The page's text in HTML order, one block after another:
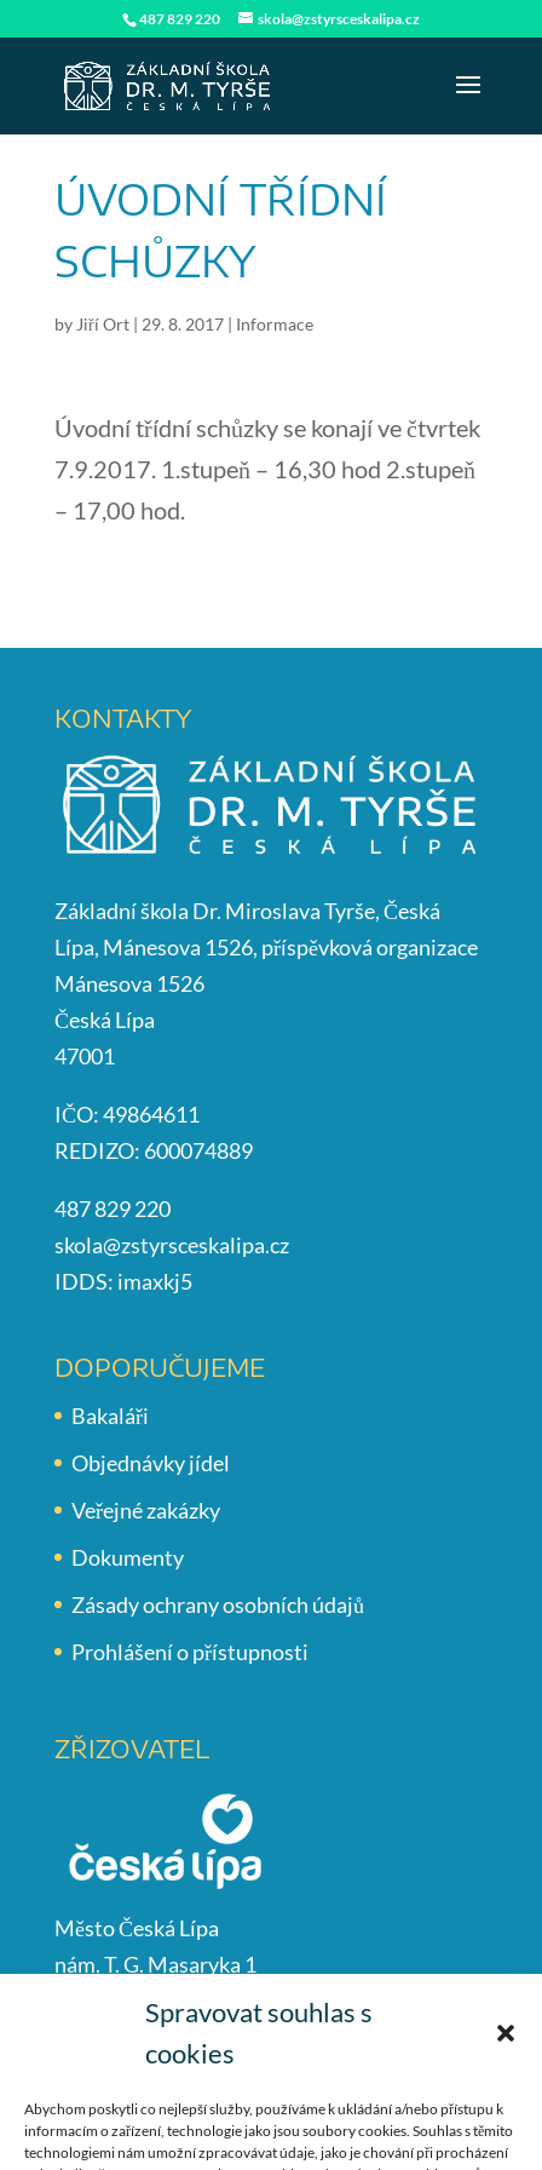
Spravovat souhlas s
cookies
Abychom poskytli co nejlepší služby, používáme k ukládání a/nebo přístupu k
informacím o zařízení, technologie jako jsou soubory cookies. Souhlas s těmito
technologiemi nám umožní zpracovávat údaje, jako je chování při procházení
487 829 220 skola@zstyrsceskalipa.cz
ÚVODNÍ TŘÍDNÍ
SCHŮZKY
by Jiří Ort| 29. 8. 2017| Informace
Úvodní třídní schůzky se konají ve čtvrtek
7.9.2017. 1.stupeň – 16,30 hod 2.stupeň
– 17,00 hod.
KONTAKTY
Základní škola Dr. Miroslava Tyrše, Česká
Lípa, Mánesova 1526, příspěvková organizace
Mánesova 1526
Česká Lípa
47001
IČO: 49864611
REDIZO: 600074889
487 829 220
skola@zstyrsceskalipa.cz
IDDS: imaxkj5
DOPORUČUJEME
Bakaláři
Objednávky jídel
Veřejné zakázky
Dokumenty
Zásady ochrany osobních údajů
Prohlášení o přístupnosti
ZŘIZOVATEL
Město Česká Lípa
nám. T. G. Masaryka 1
Česká Lípa
487 881 111